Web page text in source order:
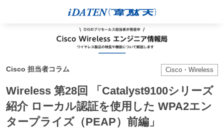
Cisco 担当者コラム Cisco・Wireless
Wireless 第28回 「Catalyst9100シリーズ
紹介 ローカル認証を使用した WPA2エン
タープライズ（PEAP）前編」